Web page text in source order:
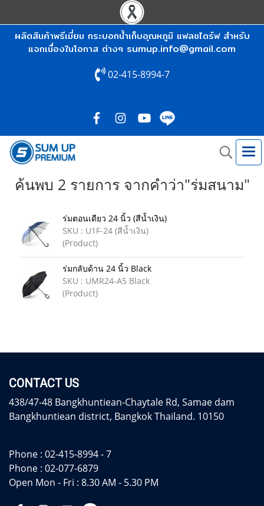
ผลิตสินค้าพรีเมี่ยม กระบอกน้ำเก็บอุณหภูมิ แฟลชไดร์ฟ สำหรับ
แจกเนื่องในโอกาส ต่างๆ sumup.info@gmail.com
02-415-8994-7
ค้นพบ 2 รายการ จากคำว่า"ร่มสนาม"
ร่มตอนเดียว 24 นิ้ว (สีน้ำเงิน)
SKU : U1F-24 (สีน้ำเงิน)
(Product)
ร่มกลับด้าน 24 นิ้ว Black
SKU : UMR24-A5 Black
(Product)
CONTACT US
438/47-48 Bangkhuntiean-Chaytale Rd, Samae dam
Bangkhuntiean district, Bangkok Thailand. 10150
Phone : 02-415-8994 - 7
Phone : 02-077-6879
Open Mon - Fri : 8.30 AM - 5.30 PM